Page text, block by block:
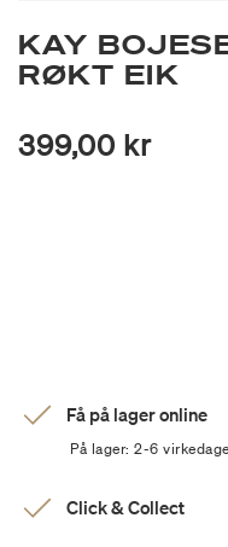
KAY
RØKT EIK
399,00 kr
Få på lager online
På lager: 2-6
Click & Collect